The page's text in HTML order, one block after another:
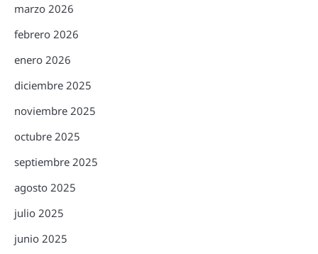
marzo 2026
febrero 2026
enero 2026
diciembre 2025
noviembre 2025
octubre 2025
septiembre 2025
agosto 2025
julio 2025
junio 2025